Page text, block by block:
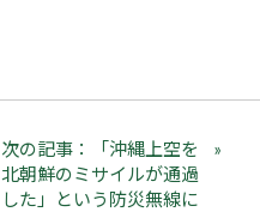
次の記事：「沖縄上空を
北朝鮮のミサイルが通過
した」という防災無線に